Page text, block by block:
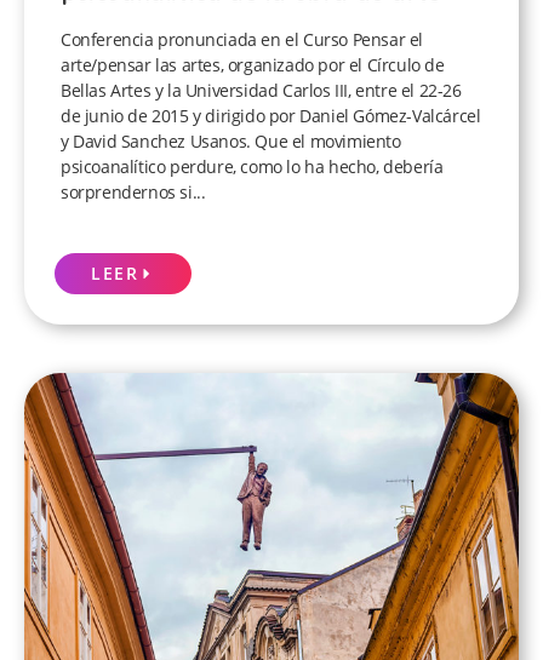
Conferencia pronunciada en el Curso Pensar el
arte/pensar las artes, organizado por el Círculo de
Bellas Artes y la Universidad Carlos III, entre el 22-26
de junio de 2015 y dirigido por Daniel Gómez-Valcárcel
y David Sanchez Usanos. Que el movimiento
psicoanalítico perdure, como lo ha hecho, debería
sorprendernos si...
LEER